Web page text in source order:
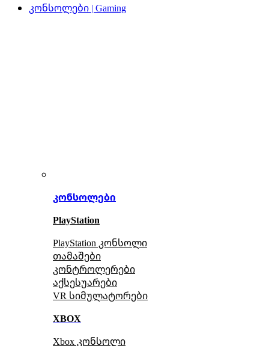
კონსოლები | Gaming
კონსოლები
PlayStation
PlayStation კონსოლი
თამაშები
კონტროლერები
აქსესუარები
VR სიმულატორები
XBOX
Xbox კონსოლი